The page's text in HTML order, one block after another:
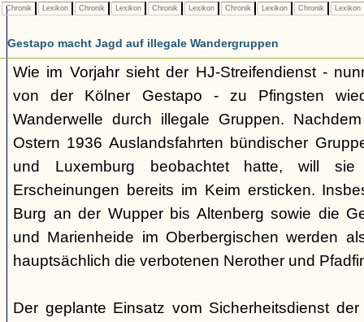
Chronik Lexikon Chronik Lexikon Chronik Lexikon Chronik Lexikon Chronik Lexikon
Gestapo macht Jagd auf illegale Wandergruppen
Wie im Vorjahr sieht der HJ-Streifendienst -
von der Kölner Gestapo - zu Pfingsten
Wanderwelle durch illegale Gruppen.
Ostern 1936 Auslandsfahrten bündischer
und Luxemburg beobachtet hatte, will
Erscheinungen bereits im Keim ersticken.
Burg an der Wupper bis Altenberg sowie die
und Marienheide im Oberbergischen werden
hauptsächlich die verbotenen Nerother und
Der geplante Einsatz vom Sicherheitsdienst